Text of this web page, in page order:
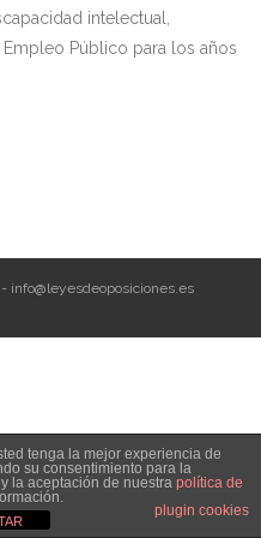
turno libre – 2025
intelectual,
Público para los años
info@leyesdeoposiciones.es
tenga la mejor experiencia de
su consentimiento para la
la aceptación de nuestra política de
plugin cookies